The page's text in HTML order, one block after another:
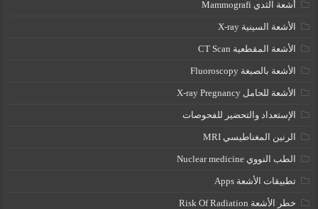
أشعة الثدي Mammografi
الأشعة السينية X-ray
الأشعة المقطعية CT Scan
الأشعة بالصبغة Fluoroscopy
الأشعة للحامل X-ray Pregnancy
الإستعداد والتحضير للفحوصات
الرنين المغناطيسي MRI
الطب النووي Nuclear medicine
تطبيقات الأشعة Apps
خطر الأشعة Risk Of Radiation